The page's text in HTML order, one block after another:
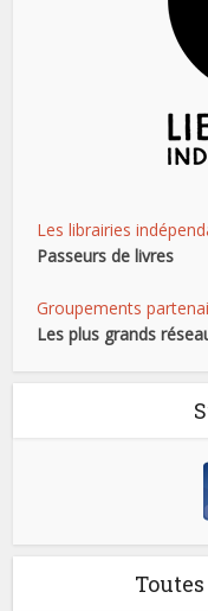
Les librairies
Passeurs de livres
Groupements
Les plus grands